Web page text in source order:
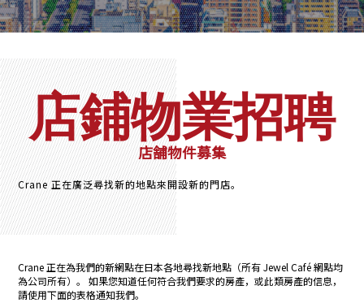
店鋪物業招聘
店舗物件募集
Crane 正在廣泛尋找新的地點來開設新的門店。
Crane 正在為我們的新網點在日本各地尋找新地點（所有 Jewel Café 網點均
為公司所有）。 如果您知道任何符合我們要求的房產，或此類房產的信息，
請使用下面的表格通知我們。